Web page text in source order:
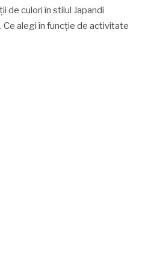
de culori în stilul Japandi
Ce alegi în funcție de activitate